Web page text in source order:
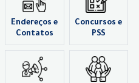
Endereços e
Contatos
Concursos e
PSS